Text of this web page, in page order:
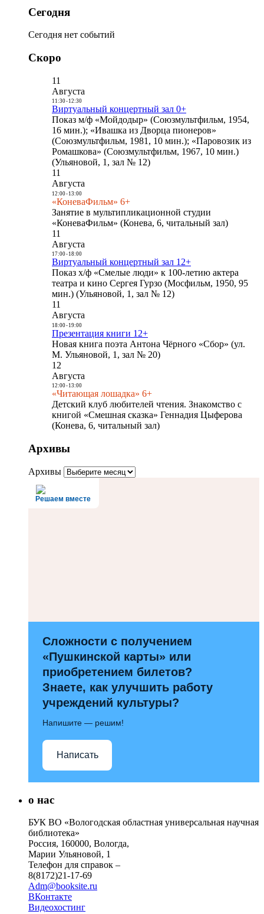
Сегодня
Сегодня нет событий
Скоро
11
Августа
11:30- 12:30
Виртуальный концертный зал 0+
Показ м/ф «Мойдодыр» (Союзмультфильм, 1954,
16 мин.); «Ивашка из Дворца пионеров»
(Союзмультфильм, 1981, 10 мин.); «Паровозик из
Ромашкова» (Союзмультфильм, 1967, 10 мин.)
(Ульяновой, 1, зал № 12)
11
Августа
12:00- 13:00
«КоневаФильм» 6+
Занятие в мультипликационной студии
«КоневаФильм» (Конева, 6, читальный зал)
11
Августа
17:00- 18:00
Виртуальный концертный зал 12+
Показ х/ф «Смелые люди» к 100-летию актера
театра и кино Сергея Гурзо (Мосфильм, 1950, 95
мин.) (Ульяновой, 1, зал № 12)
11
Августа
18:00- 19:00
Презентация книги 12+
Новая книга поэта Антона Чёрного «Сбор» (ул.
М. Ульяновой, 1, зал № 20)
12
Августа
12:00- 13:00
«Читающая лошадка» 6+
Детский клуб любителей чтения. Знакомство с
книгой «Смешная сказка» Геннадия Цыферова
(Конева, 6, читальный зал)
Архивы
Архивы
Решаем вместе
Сложности с получением
«Пушкинской карты» или
приобретением билетов?
Знаете, как улучшить работу
учреждений культуры?
Напишите — решим!
Написать
о нас
БУК ВО «Вологодская областная универсальная научная
библиотека»
Россия, 160000, Вологда,
Марии Ульяновой, 1
Телефон для справок –
8(8172)21-17-69
Adm@booksite.ru
ВКонтакте
Видеохостинг